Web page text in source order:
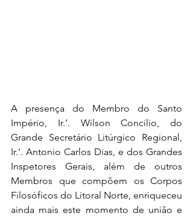
A presença do Membro do Santo
Império, Ir.’. Wilson Concilio, do
Grande Secretário Litúrgico Regional,
Ir.’. Antonio Carlos Dias, e dos Grandes
Inspetores Gerais, além de outros
Membros que compõem os Corpos
Filosóficos do Litoral Norte, enriqueceu
ainda mais este momento de união e